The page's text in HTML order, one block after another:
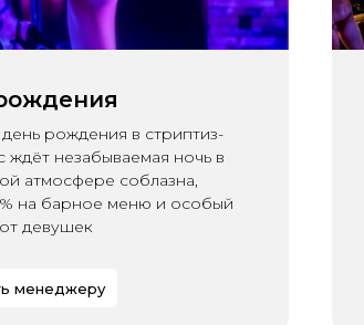
менеджеру
день рождения в стриптиз-
ждёт незабываемая ночь в
атмосфере соблазна,
на барное меню и особый
девушек